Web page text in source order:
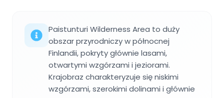
Paistunturi Wilderness Area to duży
obszar przyrodniczy w północnej
Finlandii, pokryty głównie lasami,
otwartymi wzgórzami i jeziorami.
Krajobraz charakteryzuje się niskimi
wzgórzami, szerokimi dolinami i głównie